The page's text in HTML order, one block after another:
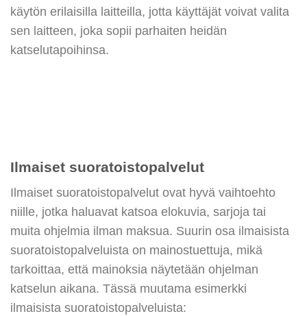
käytön erilaisilla laitteilla, jotta käyttäjät voivat valita
sen laitteen, joka sopii parhaiten heidän
katselutapoihinsa.
Ilmaiset suoratoistopalvelut
Ilmaiset suoratoistopalvelut ovat hyvä vaihtoehto
niille, jotka haluavat katsoa elokuvia, sarjoja tai
muita ohjelmia ilman maksua. Suurin osa ilmaisista
suoratoistopalveluista on mainostuettuja, mikä
tarkoittaa, että mainoksia näytetään ohjelman
katselun aikana. Tässä muutama esimerkki
ilmaisista suoratoistopalveluista: